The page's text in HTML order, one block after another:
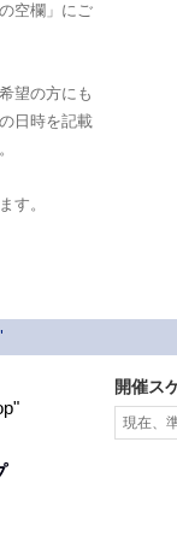
空欄」にご
望の方にも
日時を記載
す。
開催ス
現在、